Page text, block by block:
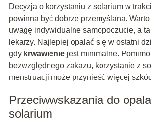
Decyzja o korzystaniu z solarium w
powinna być dobrze przemyślana.
uwagę indywidualne samopoczucie, a
lekarzy. Najlepiej opalać się w ostatni
gdy krwawieniejest minimalne. Pomimo
bezwzględnego zakazu, korzystanie z
menstruacji może przynieść więcej
Przeciwwskazania do
solarium